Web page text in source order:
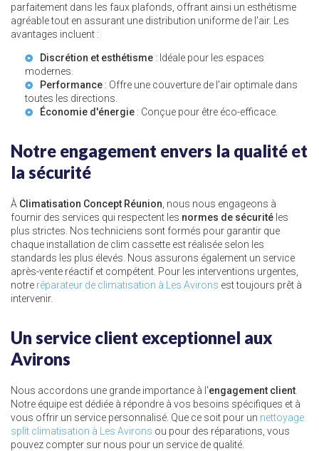
parfaitement dans les faux plafonds, offrant ainsi un esthétisme
agréable tout en assurant une distribution uniforme de l'air. Les
avantages incluent :
Discrétion et esthétisme : Idéale pour les espaces
modernes.
Performance : Offre une couverture de l'air optimale dans
toutes les directions.
Économie d'énergie : Conçue pour être éco-efficace.
Notre engagement envers la qualité et
la sécurité
À Climatisation Concept Réunion , nous nous engageons à
fournir des services qui respectent les normes de sécurité les
plus strictes. Nos techniciens sont formés pour garantir que
chaque installation de clim cassette est réalisée selon les
standards les plus élevés. Nous assurons également un service
après-vente réactif et compétent. Pour les interventions urgentes,
notre réparateur de climatisation à Les Avirons est toujours prêt à
intervenir.
Un service client exceptionnel aux
Avirons
Nous accordons une grande importance à l'engagement client
Notre équipe est dédiée à répondre à vos besoins spécifiques et à
vous offrir un service personnalisé. Que ce soit pour un nettoyage
split climatisation à Les Avirons ou pour des réparations, vous
pouvez compter sur nous pour un service de qualité.